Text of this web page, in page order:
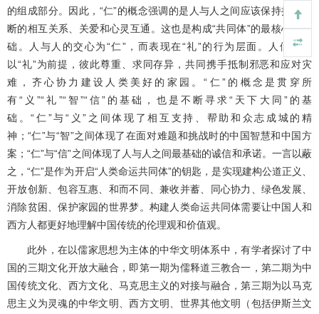
的组成部分。因此，“仁”的概念强调的是人与人之间应该保持持续不
断的相互关系、关爱和心灵互通。这也是构成“共同体”的最核心的基
础。人与人的交心为“仁”，而表现在“礼”的行为层面。人们应该
以“礼”为前提，彼此尊重、求同存异，共同携手抵制邪恶和应对灾
难，齐心协力建设人类美好的家园。“仁”的概念是贯穿所
有“义”“礼”“智”“信”的基础，也是不断寻求“天下大同”的基
础。“仁”与“义”之间体现了相互支持、帮助和众志成城的精
神；“仁”与“智”之间体现了在面对难题和挑战时的中国智慧和中国方
案；“仁”与“信”之间体现了人与人之间最基础的诚信和承诺。一言以蔽
之，“仁”是作为开启“人类命运共同体”的钥匙，是实现建构公道正义、
开放创新、包容互惠、和而不同、兼收并蓄、同心协力、绿色发展、
消除贫困、保护家园的世界梦。构建人类命运共同体需要让中国人和
西方人都更好地理解中国传统的伦理观和价值观。
此外，在以儒家思想为主体的中华文明体系中，有学者探讨了中
国的三期文化开放大融合，即第一期为儒释道三教合一，第二期为中
国传统文化、西方文化、马克思主义的对接与融合，第三期为以马克
思主义为灵魂的中华文明、西方文明、世界其他文明（包括伊斯兰文